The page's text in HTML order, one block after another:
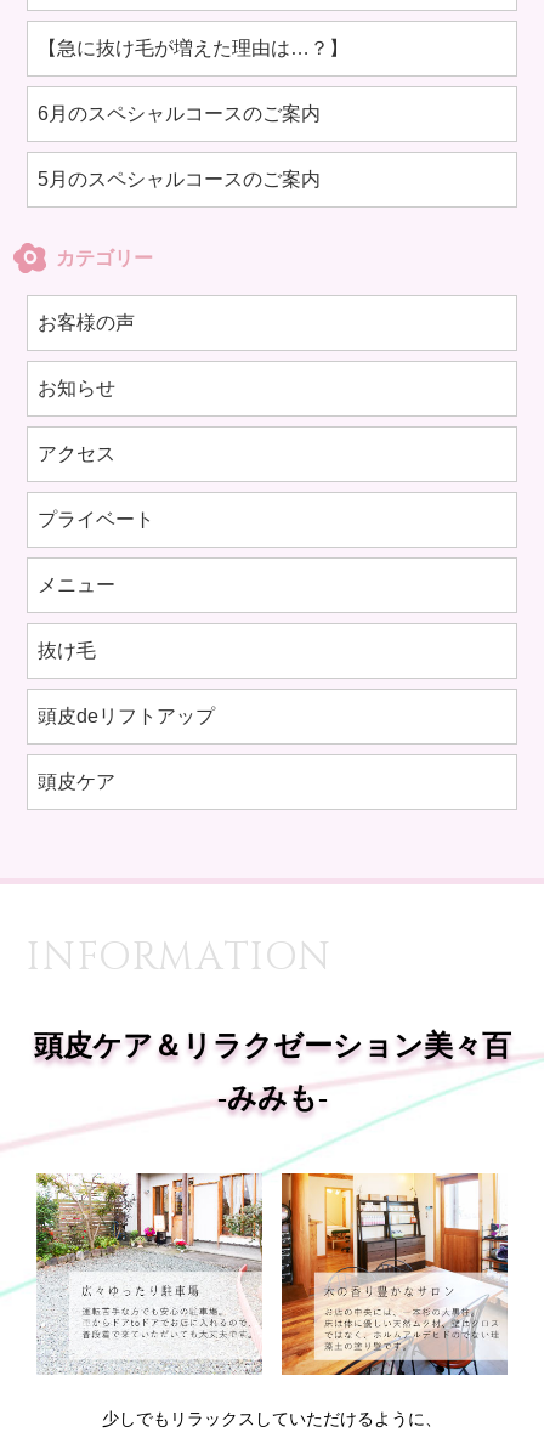
【急に抜け毛が増えた理由は…？】
6月のスペシャルコースのご案内
5月のスペシャルコースのご案内
カテゴリー
お客様の声
お知らせ
アクセス
プライベート
メニュー
抜け毛
頭皮deリフトアップ
頭皮ケア
INFORMATION
頭皮ケア＆リラクゼーション美々百
-みみも-
少しでもリラックスしていただけるように、